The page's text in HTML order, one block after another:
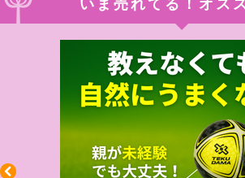
いま売れてる！オス